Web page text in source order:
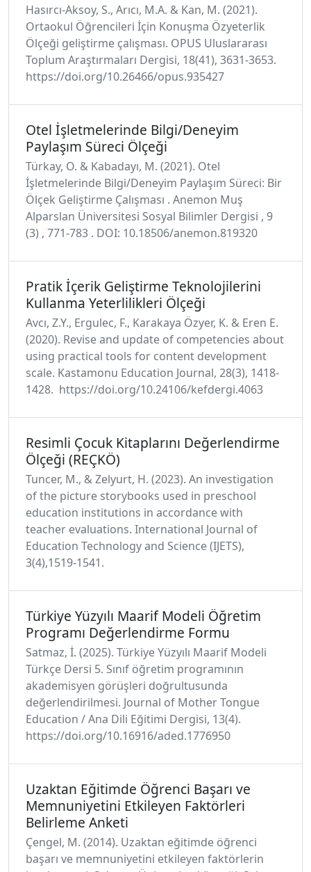
Hasırcı-Aksoy, S., Arıcı, M.A. & Kan, M. (2021).
Ortaokul Öğrencileri İçin Konuşma Özyeterlik
Ölçeği geliştirme çalışması. OPUS Uluslararası
Toplum Araştırmaları Dergisi, 18(41), 3631-3653.
https://doi.org/10.26466/opus.935427
Otel İşletmelerinde Bilgi/Deneyim
Paylaşım Süreci Ölçeği
Türkay, O. & Kabadayı, M. (2021). Otel
İşletmelerinde Bilgi/Deneyim Paylaşım Süreci: Bir
Ölçek Geliştirme Çalışması . Anemon Muş
Alparslan Üniversitesi Sosyal Bilimler Dergisi , 9
(3) , 771-783 . DOI: 10.18506/anemon.819320
Pratik İçerik Geliştirme Teknolojilerini
Kullanma Yeterlilikleri Ölçeği
Avcı, Z.Y., Ergulec, F., Karakaya Özyer, K. & Eren E.
(2020). Revise and update of competencies about
using practical tools for content development
scale. Kastamonu Education Journal, 28(3), 1418-
1428. https://doi.org/10.24106/kefdergi.4063
Resimli Çocuk Kitaplarını Değerlendirme
Ölçeği (REÇKÖ)
Tuncer, M., & Zelyurt, H. (2023). An investigation
of the picture storybooks used in preschool
education institutions in accordance with
teacher evaluations. International Journal of
Education Technology and Science (IJETS),
3(4),1519-1541.
Türkiye Yüzyılı Maarif Modeli Öğretim
Programı Değerlendirme Formu
Satmaz, İ. (2025). Türkiye Yüzyılı Maarif Modeli
Türkçe Dersi 5. Sınıf öğretim programının
akademisyen görüşleri doğrultusunda
değerlendirilmesi. Journal of Mother Tongue
Education / Ana Dili Eğitimi Dergisi, 13(4).
https://doi.org/10.16916/aded.1776950
Uzaktan Eğitimde Öğrenci Başarı ve
Memnuniyetini Etkileyen Faktörleri
Belirleme Anketi
Çengel, M. (2014). Uzaktan eğitimde öğrenci
başarı ve memnuniyetini etkileyen faktörlerin